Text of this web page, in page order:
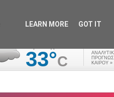
LEARN MORE GOT IT